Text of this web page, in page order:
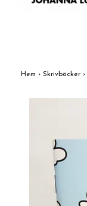
Hem › Skrivböcker ›